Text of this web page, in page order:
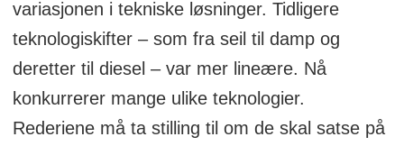
variasjonen i tekniske løsninger. Tidligere
teknologiskifter – som fra seil til damp og
deretter til diesel – var mer lineære. Nå
konkurrerer mange ulike teknologier.
Rederiene må ta stilling til om de skal satse på